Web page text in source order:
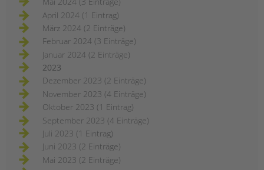
April 2024 (1 Eintrag)
März 2024 (2 Einträge)
Februar 2024 (3 Einträge)
Januar 2024 (2 Einträge)
2023
Dezember 2023 (2 Einträge)
November 2023 (4 Einträge)
Oktober 2023 (1 Eintrag)
September 2023 (4 Einträge)
Juli 2023 (1 Eintrag)
Juni 2023 (2 Einträge)
Mai 2023 (2 Einträge)